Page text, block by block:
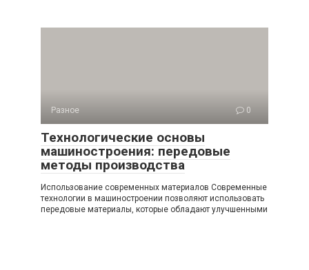
Разное 0
Технологические основы
машиностроения: передовые
методы производства
Использование современных материалов Современные
технологии в машиностроении позволяют использовать
передовые материалы, которые обладают улучшенными